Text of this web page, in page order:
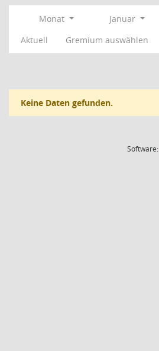
Monat Januar
Aktuell
Gremium auswählen
Keine Daten gefunden.
Software: